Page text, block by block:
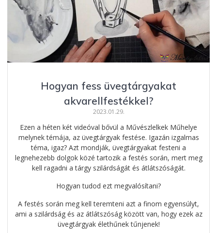
Hogyan fess üvegtárgyakat
akvarellfestékkel?
2023.01.29.
Ezen a héten két videóval bővül a Művészlelkek Műhelye
melynek témája, az üvegtárgyak festése. Igazán izgalmas
téma, igaz? Azt mondják, üvegtárgyakat festeni a
legnehezebb dolgok közé tartozik a festés során, mert meg
kell ragadni a tárgy szilárdságát és átlátszóságát.
Hogyan tudod ezt megvalósítani?
A festés során meg kell teremteni azt a finom egyensúlyt,
ami a szilárdság és az átlátszóság között van, hogy ezek az
üvegtárgyak élethűnek tűnjenek!